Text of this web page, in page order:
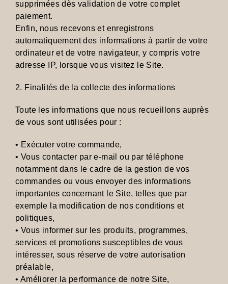
supprimées dès validation de votre complet
paiement.
Enfin, nous recevons et enregistrons
automatiquement des informations à partir de votre
ordinateur et de votre navigateur, y compris votre
adresse IP, lorsque vous visitez le Site.
2. Finalités de la collecte des informations
Toute les informations que nous recueillons auprès
de vous sont utilisées pour :
• Exécuter votre commande,
• Vous contacter par e-mail ou par téléphone
notamment dans le cadre de la gestion de vos
commandes ou vous envoyer des informations
importantes concernant le Site, telles que par
exemple la modification de nos conditions et
politiques,
• Vous informer sur les produits, programmes,
services et promotions susceptibles de vous
intéresser, sous réserve de votre autorisation
préalable,
• Améliorer la performance de notre Site,